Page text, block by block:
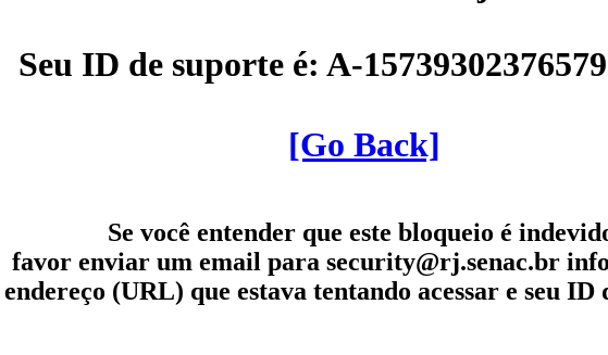
Seu ID de suporte é: A-
[Go Back]
Se você entender que este bloqueio é
favor enviar um email para security@rj.senac.br
endereço (URL) que estava tentando acessar e seu ID